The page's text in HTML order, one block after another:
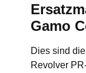
Gamo
Dies sind
Revolver